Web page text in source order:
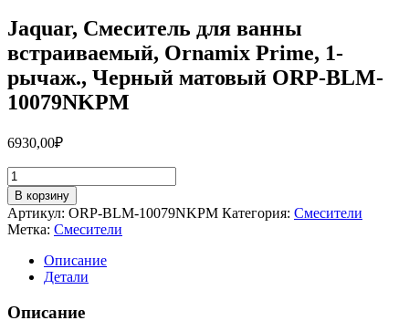
Jaquar, Смеситель для ванны
встраиваемый, Ornamix Prime, 1-
рычаж., Черный матовый ORP-BLM-
10079NKPM
6930,00₽
Количество
товара
Jaquar,
Смеситель
для
ванны
встраиваемый,
Ornamix
Prime,
1-
В корзину
Артикул: ORP-BLM-10079NKPM Категория: Смесители
Метка: Смесители
Описание
Детали
Описание